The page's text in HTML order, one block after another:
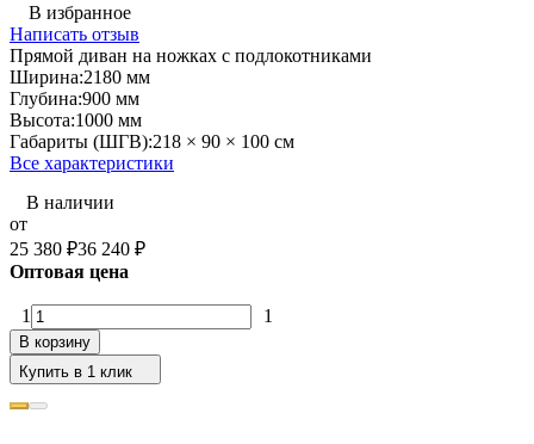
В избранное
Написать отзыв
Прямой диван на ножках с подлокотниками
Ширина:2180 мм
Глубина:900 мм
Высота:1000 мм
Габариты (ШГВ):218 × 90 × 100 см
Все характеристики
В наличии
от
25 380 ₽36 240 ₽
Оптовая цена
1 1
В корзину
Купить в 1 клик